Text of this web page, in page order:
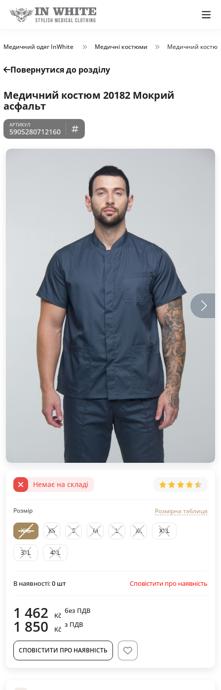
Медичний одяг InWhite Медичні костюми Медичний
Повернутися до розділу
Медичний костюм 20182 Мокрий
асфальт
5905280712160
Немає на складі
Розмір Розмірна таблиця
XXS XS S M L XL XXL
3XL 4XL
В наявності:0 шт Сповістити про наявність
1 462 Kč
без ПДВ
1 850 Kč
з ПДВ
СПОВІСТИТИ ПРО НАЯВНІСТЬ